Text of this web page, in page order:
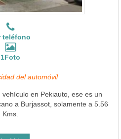
teléfono
1Foto
del automóvil
en Pekiauto, ese es un
a Burjassot, solamente a 5.56
Kms.